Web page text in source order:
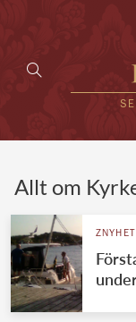
Allt om